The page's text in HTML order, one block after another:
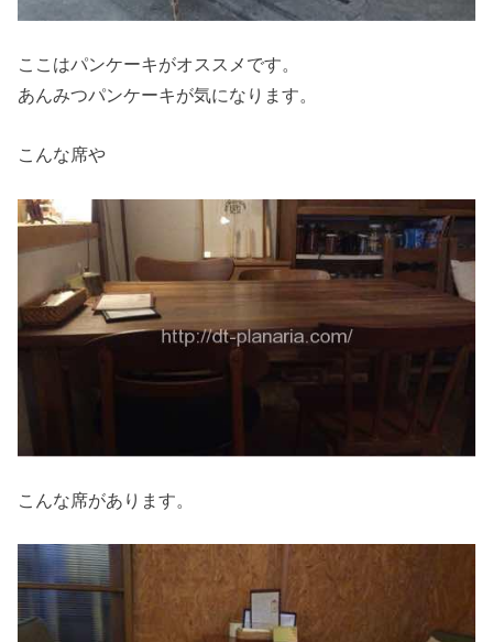
ここはパンケーキがオススメです。
あんみつパンケーキが気になります。
こんな席や
こんな席があります。